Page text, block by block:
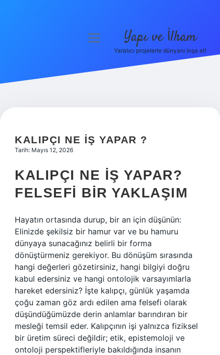
Hakkımızda
menüyü
Yapı ve İlham
Yaratıcı projelerle dünyanı inşa et!
KALIPÇI NE IŞ YAPAR ?
Tarih: Mayıs 12, 2026
KALIPÇI NE İŞ YAPAR?
FELSEFI BIR YAKLAŞIM
Hayatın ortasında durup, bir an için düşünün:
Elinizde şekilsiz bir hamur var ve bu hamuru
dünyaya sunacağınız belirli bir forma
dönüştürmeniz gerekiyor. Bu dönüşüm sırasında
hangi değerleri gözetirsiniz, hangi bilgiyi doğru
kabul edersiniz ve hangi ontolojik varsayımlarla
hareket edersiniz? İşte kalıpçı, günlük yaşamda
çoğu zaman göz ardı edilen ama felsefi olarak
düşündüğümüzde derin anlamlar barındıran bir
mesleği temsil eder. Kalıpçının işi yalnızca fiziksel
bir üretim süreci değildir; etik, epistemoloji ve
ontoloji perspektifleriyle bakıldığında insanın